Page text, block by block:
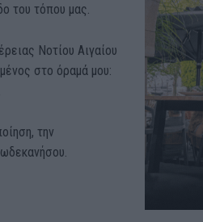
του τόπου μας.
Νοτίου Αιγαίου
στο όραμά μου:
την